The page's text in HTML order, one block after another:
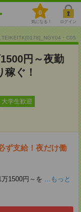
0
気になる！ ログイン
・C05
円～夜勤
ぐ！
大学生歓迎
ず支給！夜だけ働
1500円～を ...もっと